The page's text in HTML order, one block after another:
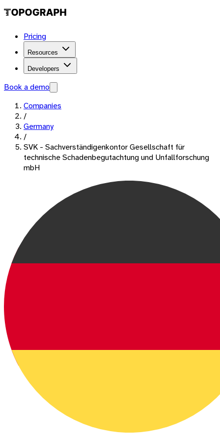
Pricing
Resources
Developers
Book a demo
Companies
/
Germany
/
SVK - Sachverständigenkontor Gesellschaft für
technische Schadenbegutachtung und Unfallforschung
mbH